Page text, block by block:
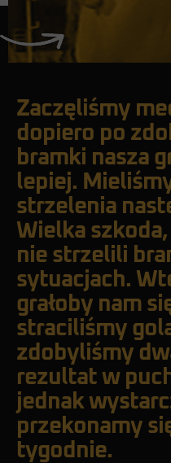
Zaczęliśmy
dopiero po
bramki nasza
lepiej.
strzelenia
Wielka szkoda,
nie strzelili
sytuacjach.
grałoby nam
straciliśmy
zdobyliśmy
rezultat w
jednak
przekonamy
tygodnie.